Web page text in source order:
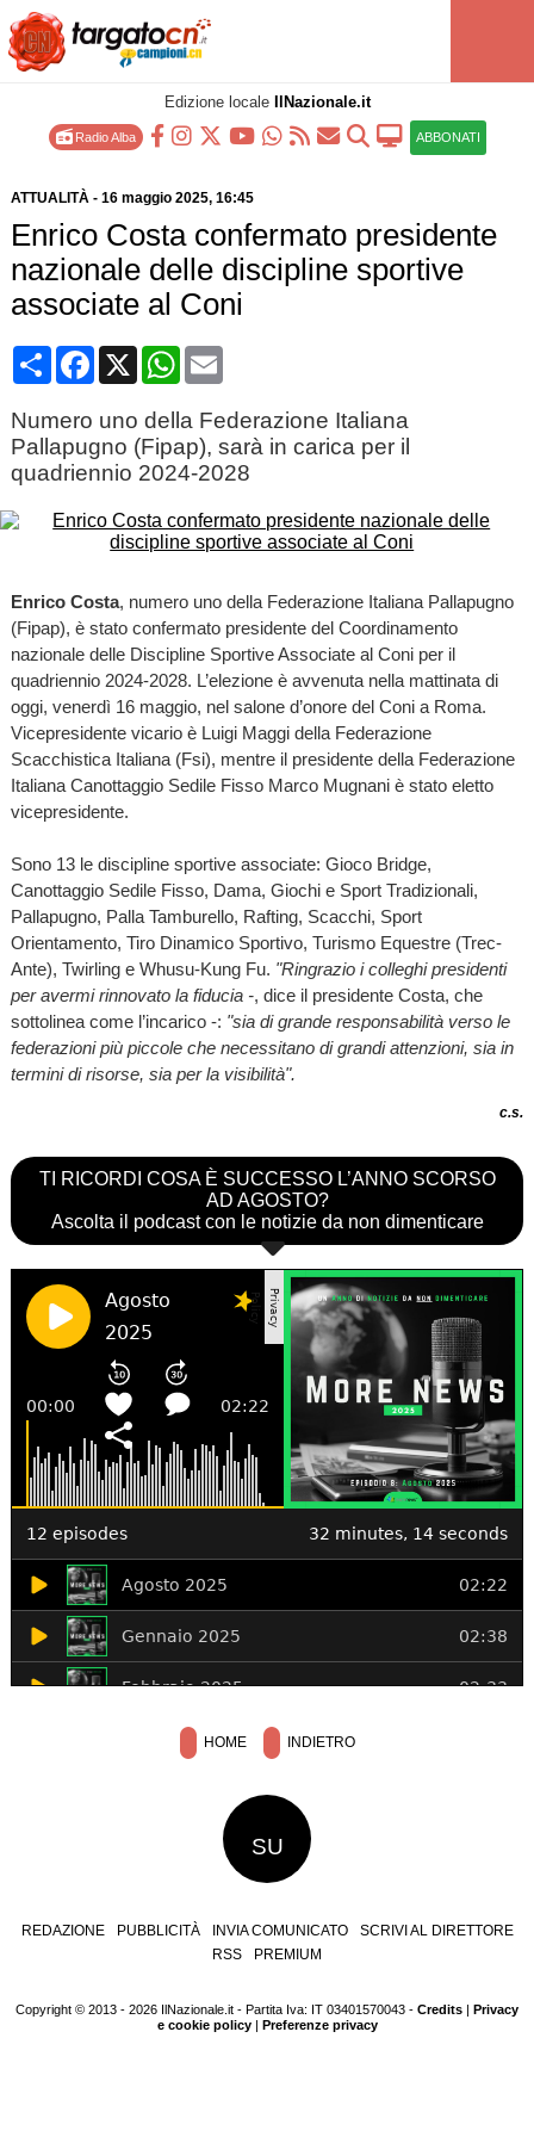
Edizione locale IlNazionale.it
Radio Alba ABBONATI
ATTUALITÀ- 16 maggio 2025, 16:45
Enrico Costa confermato presidente
nazionale delle discipline sportive
associate al Coni
CondividiFacebook
X WhatsApp
Email
Numero uno della Federazione Italiana
Pallapugno (Fipap), sarà in carica per il
quadriennio 2024-2028
Enrico Costa, numero uno della Federazione Italiana Pallapugno
(Fipap), è stato confermato presidente del Coordinamento
nazionale delle Discipline Sportive Associate al Coni per il
quadriennio 2024-2028. L’elezione è avvenuta nella mattinata di
oggi, venerdì 16 maggio, nel salone d’onore del Coni a Roma.
Vicepresidente vicario è Luigi Maggi della Federazione
Scacchistica Italiana (Fsi), mentre il presidente della Federazione
Italiana Canottaggio Sedile Fisso Marco Mugnani è stato eletto
vicepresidente.
Sono 13 le discipline sportive associate: Gioco Bridge,
Canottaggio Sedile Fisso, Dama, Giochi e Sport Tradizionali,
Pallapugno, Palla Tamburello, Rafting, Scacchi, Sport
Orientamento, Tiro Dinamico Sportivo, Turismo Equestre (Trec-
Ante), Twirling e Whusu-Kung Fu. "Ringrazio i colleghi presidenti
per avermi rinnovato la fiducia -, dice il presidente Costa, che
sottolinea come l’incarico -: "sia di grande responsabilità verso le
federazioni più piccole che necessitano di grandi attenzioni, sia in
termini di risorse, sia per la visibilità".
c.s.
TI RICORDI COSA È SUCCESSO L’ANNO SCORSO
AD AGOSTO?
Ascolta il podcast con le notizie da non dimenticare
HOME INDIETRO
SU
REDAZIONE PUBBLICITÀ INVIA COMUNICATO
SCRIVI AL DIRETTORE
RSS
PREMIUM
Copyright © 2013 - 2026 IlNazionale.it - Partita Iva: IT 03401570043 - Credits | Privacy
e cookie policy| Preferenze privacy